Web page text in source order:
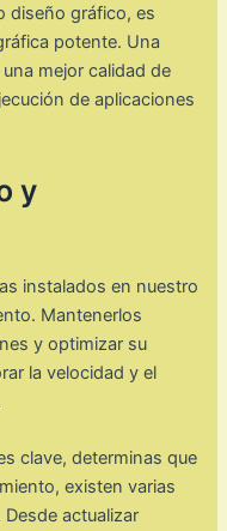
diseño gráfico, es
potente. Una
mejor calidad de
de aplicaciones
y
instalados en nuestro
Mantenerlos
y optimizar su
la velocidad y el
clave, determinas que
existen varias
actualizar